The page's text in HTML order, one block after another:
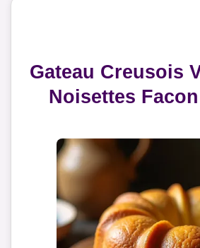
Gateau Creusois
Noisettes